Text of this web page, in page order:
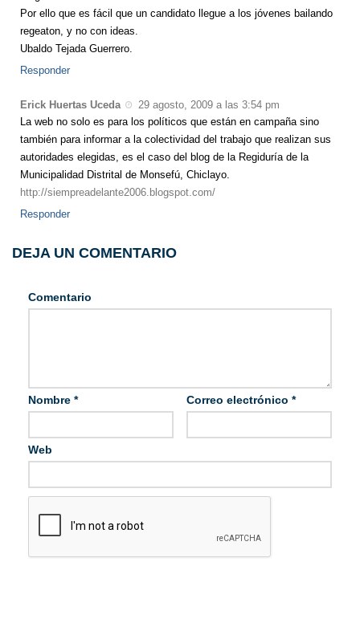
Por ello que es fácil que un candidato llegue a los jóvenes bailando
regeaton, y no con ideas.
Ubaldo Tejada Guerrero.
Responder
Erick Huertas Uceda
29 agosto, 2009 a las 3:54 pm
La web no solo es para los políticos que están en campaña sino
también para informar a la colectividad del trabajo que realizan sus
autoridades elegidas, es el caso del blog de la Regiduría de la
Municipalidad Distrital de Monsefú, Chiclayo.
http://siempreadelante2006.blogspot.com/
Responder
DEJA UN COMENTARIO
Comentario
Nombre * Correo electrónico *
Web